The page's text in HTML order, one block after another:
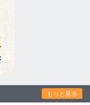
もっと見る